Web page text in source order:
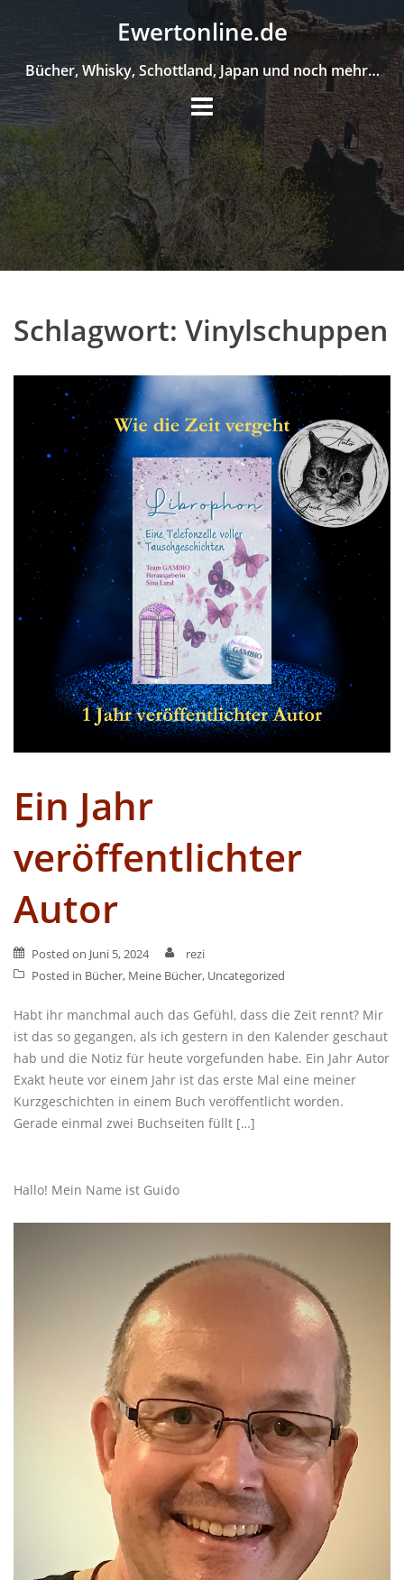
to
Ewertonline.de
Bücher, Whisky, Schottland, Japan und noch mehr…
Schlagwort: Vinylschuppen
Ein Jahr
veröffentlichter
Autor
Posted on Juni 5, 2024
rezi
Posted in Bücher, Meine Bücher, Uncategorized
Habt ihr manchmal auch das Gefühl, dass die Zeit rennt? Mir
ist das so gegangen, als ich gestern in den Kalender geschaut
hab und die Notiz für heute vorgefunden habe. Ein Jahr Autor
Exakt heute vor einem Jahr ist das erste Mal eine meiner
Kurzgeschichten in einem Buch veröffentlicht worden.
Gerade einmal zwei Buchseiten füllt […]
Hallo! Mein Name ist Guido